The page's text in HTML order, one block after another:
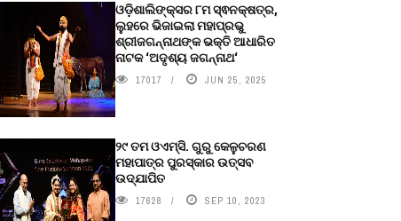
ଓଡ଼ିଶାଲିଙ୍କ୍ସର ୮ମ ସ୍ଵନକ୍ଷତ୍ର,
ଲୁହରେ ଭିଜାଇଲା ମହାପ୍ରଭୁ
ଶ୍ରୀଜଗନ୍ନାଥଙ୍କ ଭକ୍ତି ଆଧାରିତ
ନାଟକ ‘ଅଦୃଶ୍ୟ ଜଗନ୍ନାଥ‘
17017 JUN 25, 2025
୨୯ ତମ ଓଏମ୍‌ସି. ଗୁରୁ କେଳୁଚରଣ
ମହାପାତ୍ର ପୁରସ୍କାର ଉତ୍ସବ
ଉଦ୍‍ଯାପିତ
17628 SEP 10, 2023